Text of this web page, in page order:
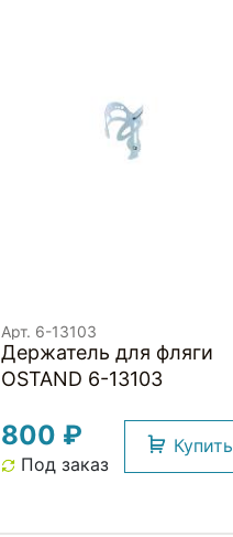
Арт. 6-13103
Держатель для фляги
OSTAND 6-13103
800 ₽
Под заказ
Купить